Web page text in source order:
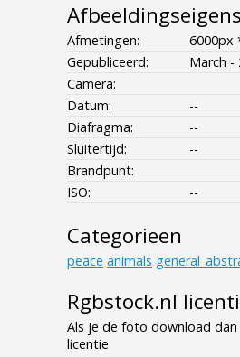
Afmetingen:
6000px
Gepubliceerd:
March -
Camera:
Datum:
--
Diafragma:
--
Sluitertijd:
--
Brandpunt:
ISO:
--
Categorieen
peace animals
Rgbstock.nl
Als je de foto download
licentie